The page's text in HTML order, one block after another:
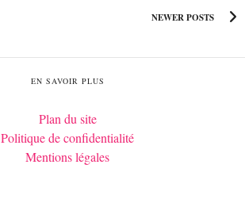
NEWER POSTS
EN SAVOIR PLUS
Plan du site
Politique de confidentialité
Mentions légales